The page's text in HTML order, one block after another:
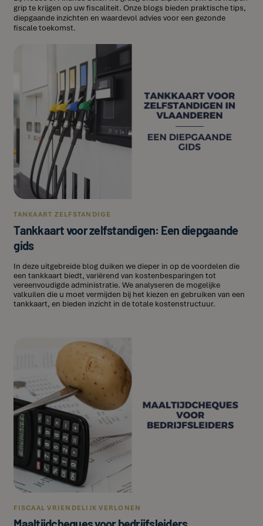
grip te krijgen op uw fiscaliteit. Onze blogs bieden praktische tips,
diepgaande inzichten en waardevol advies voor een gezonde
fiscale toekomst.
TANKAART ZELFSTANDIGE
Tankkaart voor zelfstandigen: Een diepgaande
gids
In deze uitgebreide blog duiken we dieper in op de voordelen die
een tankkaart biedt, variërend van kostenbesparingen tot
vereenvoudigde administratie. We analyseren de mogelijke
valkuilen die u moet vermijden bij het kiezen en gebruiken van een
tankkaart, en bieden inzicht in de totale kostenstructuur.
FISCAAL VRIENDELIJK VERLONEN